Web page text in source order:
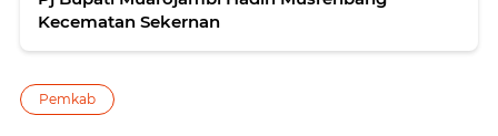
Kecematan Sekernan
Pemkab